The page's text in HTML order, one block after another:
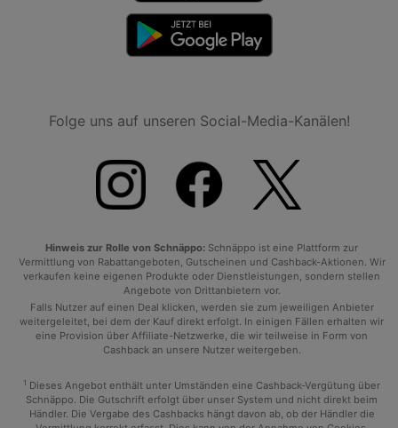
Folge uns auf unseren Social-Media-Kanälen!
Hinweis zur Rolle von Schnäppo: Schnäppo ist eine Plattform zur
Vermittlung von Rabattangeboten, Gutscheinen und Cashback-Aktionen. Wir
verkaufen keine eigenen Produkte oder Dienstleistungen, sondern stellen
Angebote von Drittanbietern vor.
Falls Nutzer auf einen Deal klicken, werden sie zum jeweiligen Anbieter
weitergeleitet, bei dem der Kauf direkt erfolgt. In einigen Fällen erhalten wir
eine Provision über Affiliate-Netzwerke, die wir teilweise in Form von
Cashback an unsere Nutzer weitergeben.
1 Dieses Angebot enthält unter Umständen eine Cashback-Vergütung über
Schnäppo. Die Gutschrift erfolgt über unser System und nicht direkt beim
Händler. Die Vergabe des Cashbacks hängt davon ab, ob der Händler die